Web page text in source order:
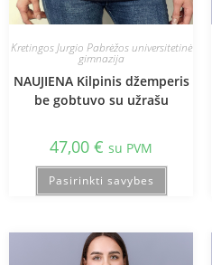
Kretingos Jurgio Pabrėžos universitetinė
gimnazija
NAUJIENA Kilpinis džemperis
be gobtuvo su užrašu
47,00 € su PVM
Pasirinkti savybes